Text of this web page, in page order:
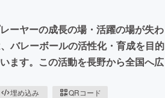
ーヤーの成長の場・活躍の場が失わ
バレーボールの活性化・育成を目的
ます。この活動を長野から全国へ広
埋め込み QRコード